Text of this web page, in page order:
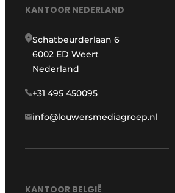
KANTOOR NEDERLAND
Schatbeurderlaan 6
6002 ED Weert
Nederland
+31 495 450095
info@louwersmediagroep.nl
KANTOOR BELGIË